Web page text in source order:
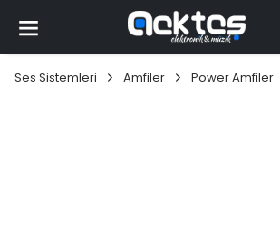
Ses Sistemleri Amfiler Power Amfiler